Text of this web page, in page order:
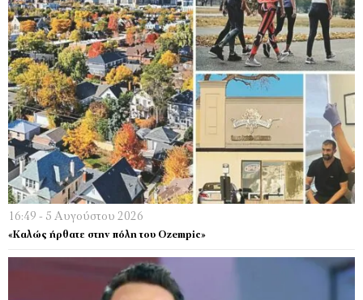
16:49 - 5 Αυγούστου 2026
«Καλώς ήρθατε στην πόλη του Ozempic»